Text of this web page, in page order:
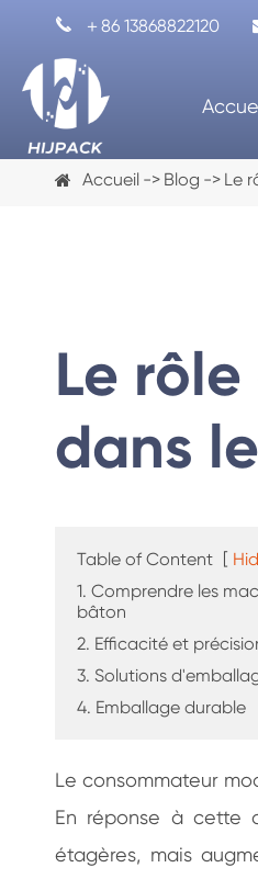
 ＋86 13868822120
Machine de remplissage de
Accueil Blog Le
Le
dans
Table of Content [
1. Comprendre les
bâton
2. Efficacité et
3. Solutions
4. Emballage durable
Le consommateur
En réponse à cette
étagères, mais